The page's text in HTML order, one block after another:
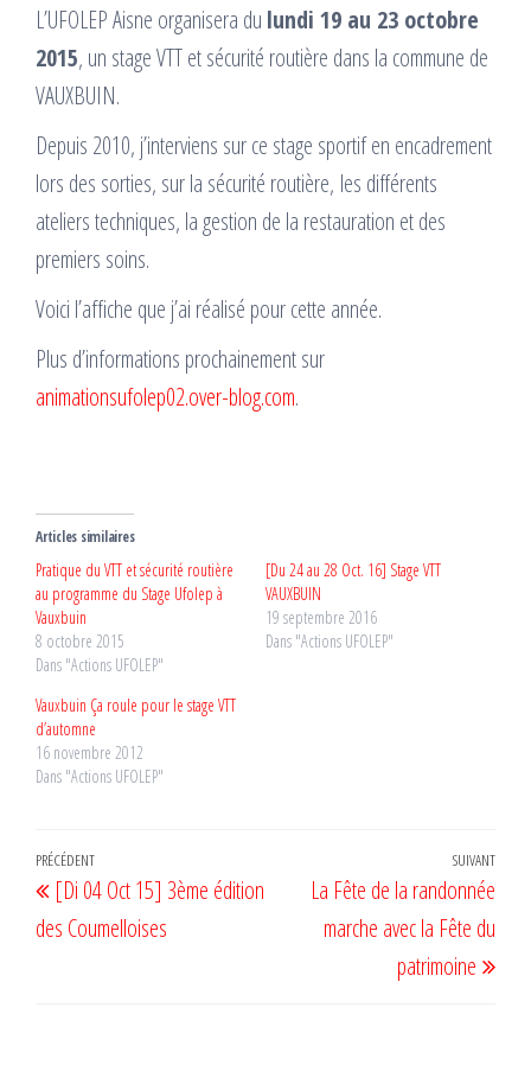
L’UFOLEP Aisne organisera du lundi 19 au 23 octobre
2015, un stage VTT et sécurité routière dans la commune de
VAUXBUIN.
Depuis 2010, j’interviens sur ce stage sportif en encadrement
lors des sorties, sur la sécurité routière, les différents
ateliers techniques, la gestion de la restauration et des
premiers soins.
Voici l’affiche que j’ai réalisé pour cette année.
Plus d’informations prochainement sur
animationsufolep02.over-blog.com.
Articles similaires
Pratique du VTT et sécurité routière
au programme du Stage Ufolep à
Vauxbuin
8 octobre 2015
Dans "Actions UFOLEP"
[Du 24 au 28 Oct. 16] Stage VTT
VAUXBUIN
19 septembre 2016
Dans "Actions UFOLEP"
Vauxbuin Ça roule pour le stage VTT
d’automne
16 novembre 2012
Dans "Actions UFOLEP"
Navigation
de
l’article
Article
précédent
PRÉCÉDENT
[Di 04 Oct 15] 3ème édition
des Coumelloises
SUIVANT
La Fête de la randonnée
marche avec la Fête du
patrimoine